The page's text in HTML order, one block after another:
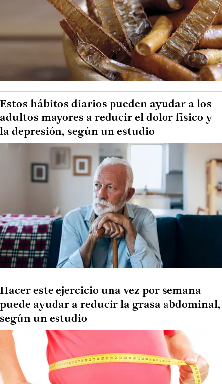
Estos hábitos diarios pueden ayudar a los
adultos mayores a reducir el dolor físico y
la depresión, según un estudio
Hacer este ejercicio una vez por semana
puede ayudar a reducir la grasa abdominal,
según un estudio